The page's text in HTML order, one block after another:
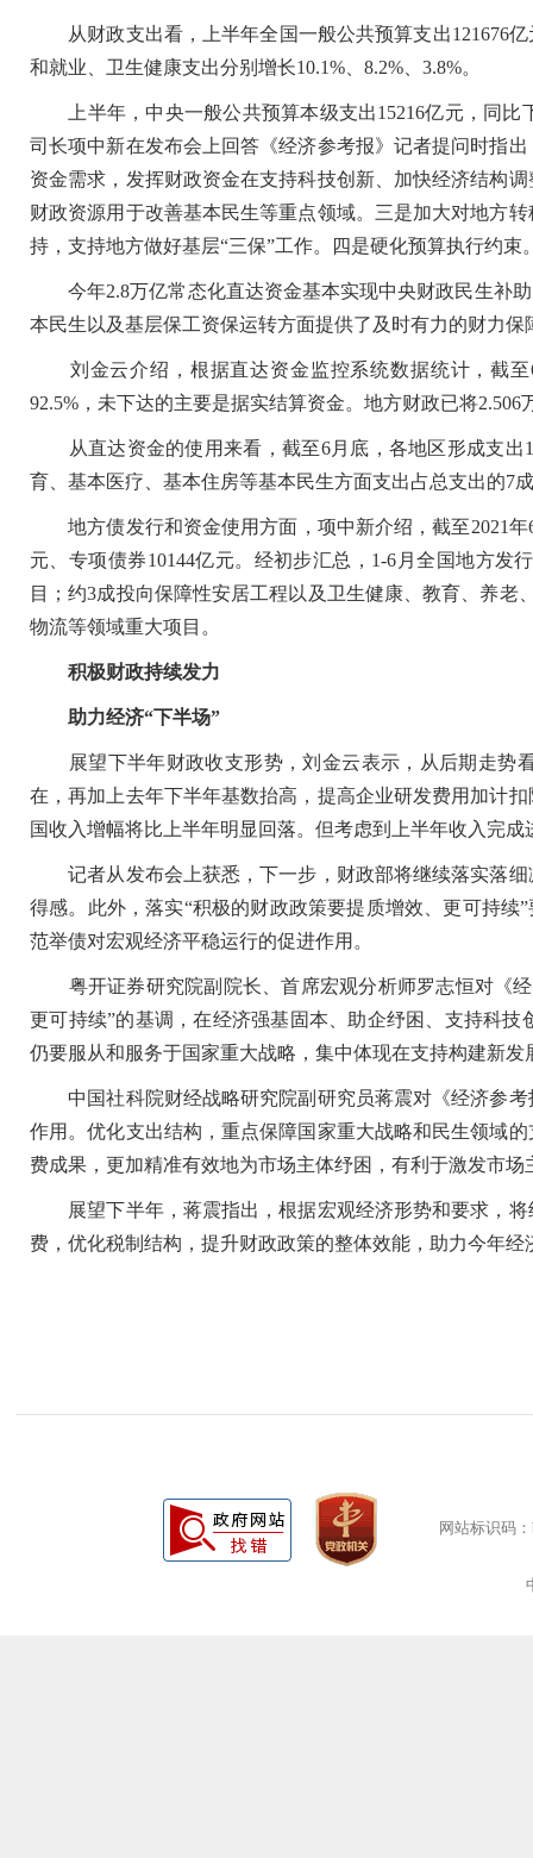
从财政支出看，上半年全国一般公共预算支出121676亿
和就业、卫生健康支出分别增长10.1%、8.2%、3.8%。
上半年，中央一般公共预算本级支出15216亿元，同比
司长项中新在发布会上回答《经济参考报》记者提问时指
资金需求，发挥财政资金在支持科技创新、加快经济结构
财政资源用于改善基本民生等重点领域。三是加大对地方
持，支持地方做好基层“三保”工作。四是硬化预算执行约
今年2.8万亿常态化直达资金基本实现中央财政民生补助
本民生以及基层保工资保运转方面提供了及时有力的财力保
刘金云介绍，根据直达资金监控系统数据统计，截至
92.5%，未下达的主要是据实结算资金。地方财政已将
从直达资金的使用来看，截至6月底，各地区形成支出
育、基本医疗、基本住房等基本民生方面支出占总支出的7
地方债发行和资金使用方面，项中新介绍，截至2021年
元、专项债券10144亿元。经初步汇总，1-6月全国地方
目；约3成投向保障性安居工程以及卫生健康、教育、养
物流等领域重大项目。
积极财政持续发力
助力经济“下半场”
展望下半年财政收支形势，刘金云表示，从后期走势
在，再加上去年下半年基数抬高，提高企业研发费用加计
国收入增幅将比上半年明显回落。但考虑到上半年收入完
记者从发布会上获悉，下一步，财政部将继续落实落细
得感。此外，落实“积极的财政政策要提质增效、更可持续
范举债对宏观经济平稳运行的促进作用。
粤开证券研究院副院长、首席宏观分析师罗志恒对《经
更可持续”的基调，在经济强基固本、助企纾困、支持科
仍要服从和服务于国家重大战略，集中体现在支持构建新
中国社科院财经战略研究院副研究员蒋震对《经济参考
作用。优化支出结构，重点保障国家重大战略和民生领域
费成果，更加精准有效地为市场主体纾困，有利于激发市场
展望下半年，蒋震指出，根据宏观经济形势和要求，将
费，优化税制结构，提升财政政策的整体效能，助力今年经
网站标识码